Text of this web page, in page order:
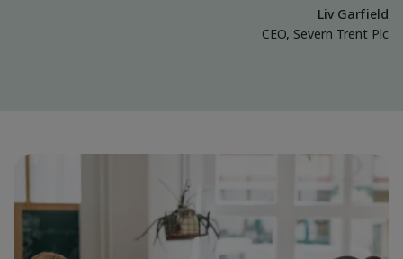
Liv Garfield
CEO, Severn Trent Plc